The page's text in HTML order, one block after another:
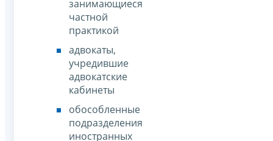
занимающиеся
частной
практикой
адвокаты,
учредившие
адвокатские
кабинеты
обособленные
подразделения
иностранных